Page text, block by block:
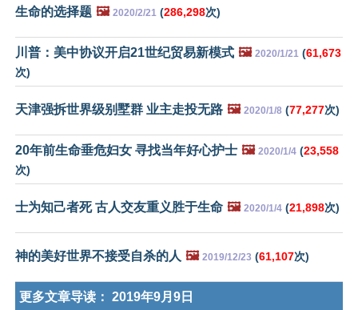
生命的选择题 🖼️ 2020/2/21 (286,298次)
川普：美中协议开启21世纪贸易新模式 🖼️ 2020/1/21 (61,673
次)
天津强拆世界级别墅群 业主走投无路 🖼️ 2020/1/8 (77,277次)
20年前生命垂危妇女 寻找当年好心护士 🖼️ 2020/1/4 (23,558
次)
士为知己者死 古人交友重义胜于生命 🖼️ 2020/1/4 (21,898次)
神的美好世界不接受自杀的人 🖼️ 2019/12/23 (61,107次)
更多文章导读： 2019年9月9日